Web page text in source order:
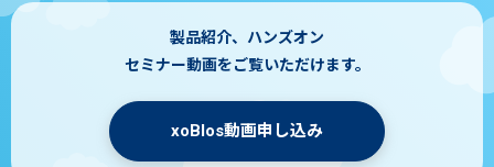
製品紹介、ハンズオン
セミナー動画をご覧いただけます。
xoBlos動画申し込み